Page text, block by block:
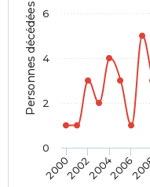
Personnes décédées
2000200220042006
0
2
4
6